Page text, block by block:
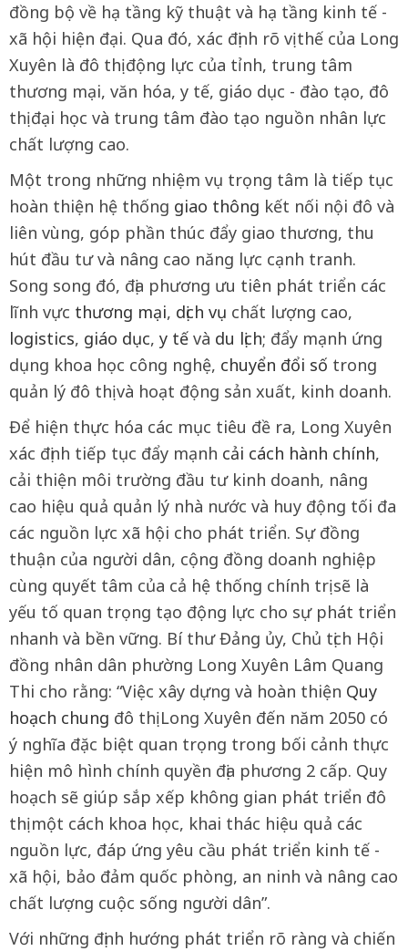
đồng bộ về hạ tầng kỹ thuật và hạ tầng kinh tế -
xã hội hiện đại. Qua đó, xác định rõ vị thế của Long
Xuyên là đô thị động lực của tỉnh, trung tâm
thương mại, văn hóa, y tế, giáo dục - đào tạo, đô
thị đại học và trung tâm đào tạo nguồn nhân lực
chất lượng cao.
Một trong những nhiệm vụ trọng tâm là tiếp tục
hoàn thiện hệ thống giao thông kết nối nội đô và
liên vùng, góp phần thúc đẩy giao thương, thu
hút đầu tư và nâng cao năng lực cạnh tranh.
Song song đó, địa phương ưu tiên phát triển các
lĩnh vực thương mại, dịch vụ chất lượng cao,
logistics, giáo dục, y tế và du lịch; đẩy mạnh ứng
dụng khoa học công nghệ, chuyển đổi số trong
quản lý đô thị và hoạt động sản xuất, kinh doanh.
Để hiện thực hóa các mục tiêu đề ra, Long Xuyên
xác định tiếp tục đẩy mạnh cải cách hành chính,
cải thiện môi trường đầu tư kinh doanh, nâng
cao hiệu quả quản lý nhà nước và huy động tối đa
các nguồn lực xã hội cho phát triển. Sự đồng
thuận của người dân, cộng đồng doanh nghiệp
cùng quyết tâm của cả hệ thống chính trị sẽ là
yếu tố quan trọng tạo động lực cho sự phát triển
nhanh và bền vững. Bí thư Đảng ủy, Chủ tịch Hội
đồng nhân dân phường Long Xuyên Lâm Quang
Thi cho rằng: “Việc xây dựng và hoàn thiện Quy
hoạch chung đô thị Long Xuyên đến năm 2050 có
ý nghĩa đặc biệt quan trọng trong bối cảnh thực
hiện mô hình chính quyền địa phương 2 cấp. Quy
hoạch sẽ giúp sắp xếp không gian phát triển đô
thị một cách khoa học, khai thác hiệu quả các
nguồn lực, đáp ứng yêu cầu phát triển kinh tế -
xã hội, bảo đảm quốc phòng, an ninh và nâng cao
chất lượng cuộc sống người dân”.
Với những định hướng phát triển rõ ràng và chiến